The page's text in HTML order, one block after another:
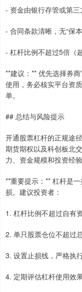
- 资金由银行存管或第
- 合同条款清晰，无“保
- 杠杆比例不超过5倍（
**建议：** 优先选择券
使用，务必核实平台资
单。
## 总结与风险提示
开通股票杠杆的正规途
期货期权以及科创板北
力、资金规模和投资经
**重要提示：** 杠杆是
损。建议投资者：
1. 杠杆比例不超过自有
2. 单只股票仓位不超过
3. 设置止损线，严格执
4. 定期评估杠杆使用效